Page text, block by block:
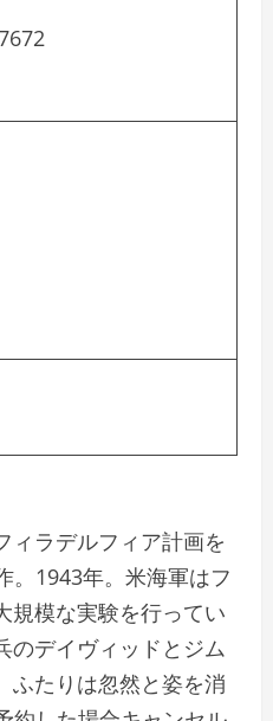
ィラデルフィア計画を
。1943年。米海軍はフ
規模な実験を行ってい
のデイヴィッドとジム
ふたりは忽然と姿を消